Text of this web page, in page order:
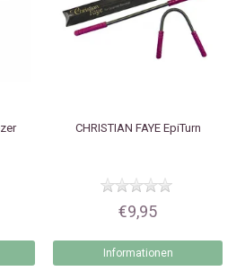
CHRISTIAN FAYEEpiTurn
€9,95
Informationen